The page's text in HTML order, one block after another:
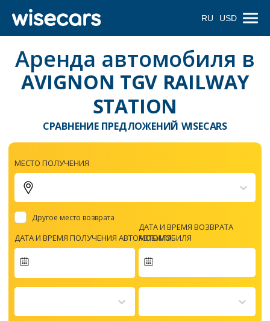
RU USD
Аренда автомобиля в
AVIGNON TGV RAILWAY
STATION
СРАВНЕНИЕ ПРЕДЛОЖЕНИЙ WISECARS
МЕСТО ПОЛУЧЕНИЯ
Другое место возврата
ДАТА И ВРЕМЯ ПОЛУЧЕНИЯ АВТОМОБИЛЯ
forward
ДАТА И ВРЕМЯ ВОЗВРАТА
АВТОМОБИЛЯ